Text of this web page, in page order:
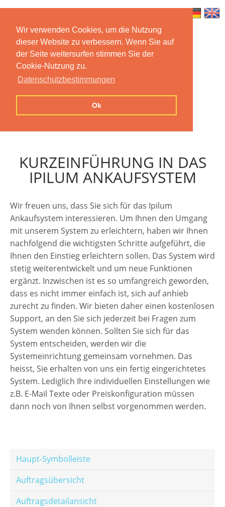
Wir verwenden Cookies, um die Nutzung
dieser Website zu verbessern. Wenn Sie auf
der Seite weitersurfen stimmen Sie der
Cookie-Nutzung zu.
Datenschutzbestimmungen
Ok
Home Features Mobile App
Preise
Contact us Imprint Privacy
KURZEINFÜHRUNG IN DAS
IPILUM ANKAUFSYSTEM
Wir freuen uns, dass Sie sich für das Ipilum
Ankaufsystem interessieren. Um Ihnen den Umgang
mit unserem System zu erleichtern, haben wir Ihnen
nachfolgend die wichtigsten Schritte aufgeführt, die
Ihnen den Einstieg erleichtern sollen. Das System wird
stetig weiterentwickelt und um neue Funktionen
ergänzt. Inzwischen ist es so umfangreich geworden,
dass es nicht immer einfach ist, sich auf anhieb
zurecht zu finden. Wir bieten daher einen kostenlosen
Support, an den Sie sich jederzeit bei Fragen zum
System wenden können. Sollten Sie sich für das
System entscheiden, werden wir die
Systemeinrichtung gemeinsam vornehmen. Das
heisst, Sie erhalten von uns ein fertig eingerichtetes
System. Lediglich Ihre individuellen Einstellungen wie
z.B. E-Mail Texte oder Preiskonfiguration müssen
dann noch von Ihnen selbst vorgenommen werden.
Haupt-Symbolleiste
Auftragsübersicht
Auftragsdetailansicht